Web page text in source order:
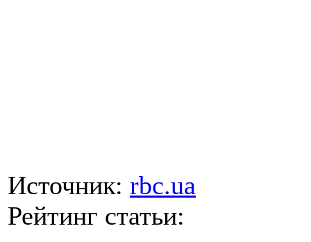
Источник: rbc.ua
Рейтинг статьи: